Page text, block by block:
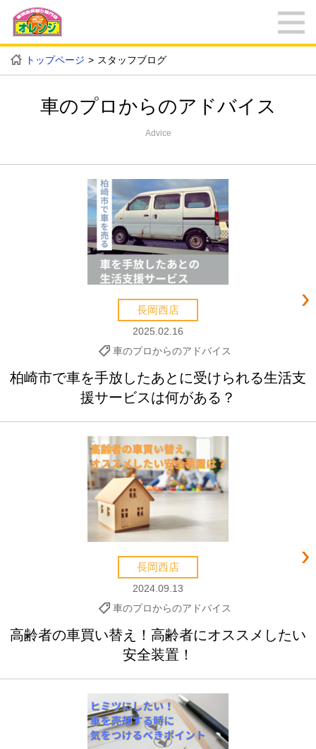
トップページ スタッフブログ
車のプロからのアドバイス
Advice
長岡西店
2025.02.16
車のプロからのアドバイス
柏崎市で車を手放したあとに受けられる生活支
援サービスは何がある？
長岡西店
2024.09.13
車のプロからのアドバイス
高齢者の車買い替え！高齢者にオススメしたい
安全装置！